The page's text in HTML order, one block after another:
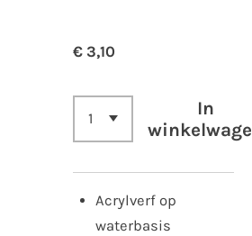
€ 3,10
In
Acrylverf op
waterbasis